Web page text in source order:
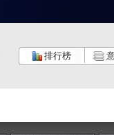
排行榜